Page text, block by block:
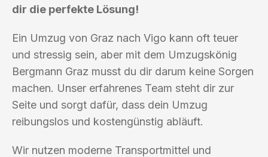
dir die perfekte Lösung!
Ein Umzug von Graz nach Vigo kann oft teuer
und stressig sein, aber mit dem Umzugskönig
Bergmann Graz musst du dir darum keine Sorgen
machen. Unser erfahrenes Team steht dir zur
Seite und sorgt dafür, dass dein Umzug
reibungslos und kostengünstig abläuft.
Wir nutzen moderne Transportmittel und